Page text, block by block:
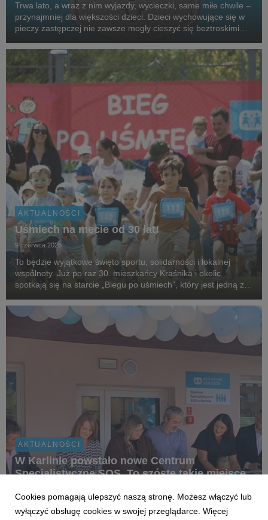
Trwa lato, a wraz z nim wyjazdy, wycieczki, same miłe chwile –
przynajmniej dla większości dzieci. Dzieci wychowujące się w
pieczy zastępczej nie zawsze mogły cieszyć się beztroskimi
SOS Wiosek Dziecięcych, gwiazdy,...
AKTUALNOŚCI
Uśmiech na mecie od 30 lat!
9 czerwca 2026
To będzie wyjątkowe święto sportu, solidarności i lokalnej
wspólnoty. Już po raz 30. mieszkańcy Kraśnika i okolic
spotkają się na starcie „Biegu po uśmiech”, który jest jedną z
biegowych w regionie, organizowanej przez...
AKTUALNOŚCI
W Karlinie powstało nowe Centrum
Specjalistyczne SOS. To szóste takie miejsce
8 czerwca 2026
Cookies pomagają ulepszyć naszą stronę. Możesz włączyć lub
wyłączyć obsługę cookies w swojej przeglądarce. Więcej